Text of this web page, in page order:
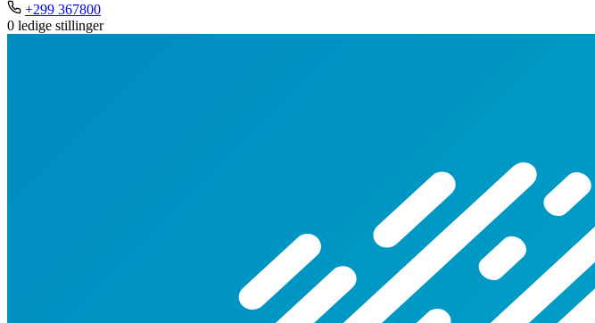
+299 367800
0 ledige stillinger